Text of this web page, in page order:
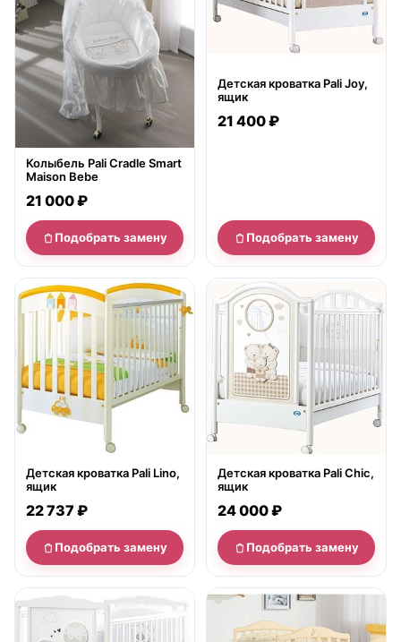
Колыбель Pali Cradle Smart
Maison Bebe
21 000 ₽
Подобрать замену
Детская кроватка Pali Joy,
ящик
21 400 ₽
Подобрать замену
нет в продаже
Детская кроватка Pali Lino,
ящик
22 737 ₽
Подобрать замену
нет в продаже
Детская кроватка Pali Chic,
ящик
24 000 ₽
Подобрать замену
нет в продаже нет в продаже